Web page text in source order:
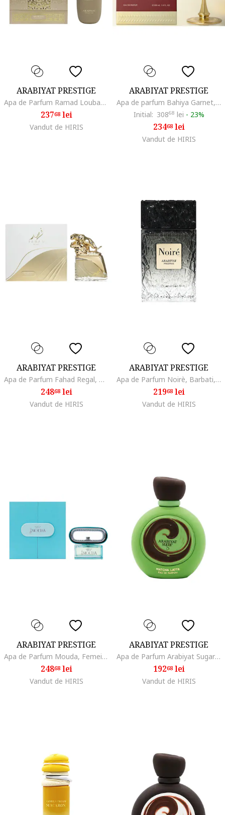
ARABIYAT PRESTIGE
Apa de Parfum Ramad Louban, Unisex, 100 ml
23768lei
Vandut de HIRIS
ARABIYAT PRESTIGE
Apa de parfum Bahiya Garnet, Unisex, 100 ml
Initial: 30868 lei - 23%
23468lei
Vandut de HIRIS
ARABIYAT PRESTIGE
Apa de Parfum Fahad Regal, Unisex, 100 ml
24868lei
Vandut de HIRIS
ARABIYAT PRESTIGE
Apa de Parfum Noirè, Barbati, 100 ml
21968lei
Vandut de HIRIS
ARABIYAT PRESTIGE
Apa de Parfum Mouda, Femei, 100 ml
24868lei
Vandut de HIRIS
ARABIYAT PRESTIGE
Apa de Parfum Arabiyat Sugar Matcha Latte, Unisex, 100 ml
19268lei
Vandut de HIRIS